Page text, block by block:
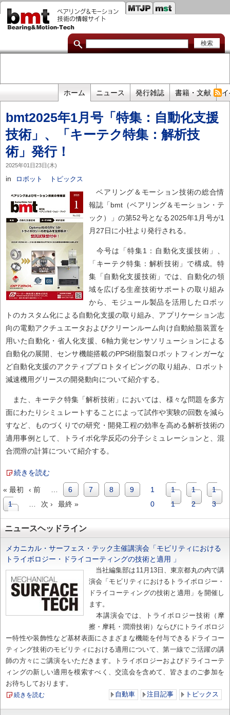
メ
イ
テ
カ
ン
ダ
リ
ン
ク
ラ
イ
マ
リ
リ
ン
ホーム ニュース 発行雑誌 書籍・文献
bmt2025年1月号「特集：自動化支援
技術」、「キーテク特集：解析技
術」発行！
2025年01日23日(木)
in ロボット トピックス
ベアリング＆モーション技術の総合情
報誌「bmt（ベアリング＆モーション・テ
ック）」の第52号となる2025年1月号が1
月27日に小社より発行される。
今号は「特集1：自動化支援技術」、
「キーテク特集：解析技術」で構成。特
集「自動化支援技術」では、自動化の領
域を広げる生産技術サポートの取り組み
から、モジュール製品を活用したロボッ
トのカスタム化による自動化支援の取り組み、アプリケーション志
向の電動アクチュエータおよびクリーンルーム向け自動給脂装置を
用いた自動化・省人化支援、6軸力覚センサソリューションによる
自動化の展開、センサ機能搭載のPPS樹脂製ロボットフィンガーな
ど自動化支援のアクティブプロトタイピングの取り組み、ロボット
減速機用グリースの開発動向について紹介する。
また、キーテク特集「解析技術」においては、様々な問題を多方
面にわたりシミュレートすることによって試作や実験の回数を減ら
すなど、ものづくりでの研究・開発工程の効率を高める解析技術の
適用事例として、トライボ化学反応の分子シミュレーションと、混
合潤滑の計算について紹介する。
bmt2025
年
月
「特
動
化
支
援
技
術」、
「キ
ー
テ
集：
技
術」
発
行！
の
続きを読む
ペ
ー
ジ
送
り
頭
ペ
ー
ジ
« 最初
前
ペ
‹ 前 Page
6 Page
7 Page
8 Page
9
カ
レ
ン
ペ
ー
1
0
Page
1
1
Page
1
2
Page
1
3
Page
1
4
次
ペ
ー
ジ
次 ›
最
終
ペ
ー
ジ
最終 »
ニュースヘッドライン
メカニカル・サーフェス・テック主催講演会「モビリティにおける
トライボロジー・ドライコーティングの技術と適用 」
当社編集部は11月13日、東京都丸の内で講
演会「モビリティにおけるトライボロジー・
ドライコーティングの技術と適用」を開催し
ます。
本講演会では、トライボロジー技術（摩
擦・摩耗・潤滑技術）ならびにトライボロジ
ー特性や装飾性など基材表面にさまざまな機能を付与できるドライコー
ティング技術のモビリティにおける適用について、第一線でご活躍の講
師の方々にご講演をいただきます。トライボロジーおよびドライコーテ
ィングの新しい適用を模索すべく、交流会を含めて、皆さまのご参加を
お待ちしております。
続きを読む
トピックス
注目記事
自動車